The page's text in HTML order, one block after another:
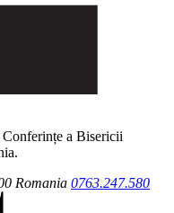
a Bisericii
Romania 0763.247.580